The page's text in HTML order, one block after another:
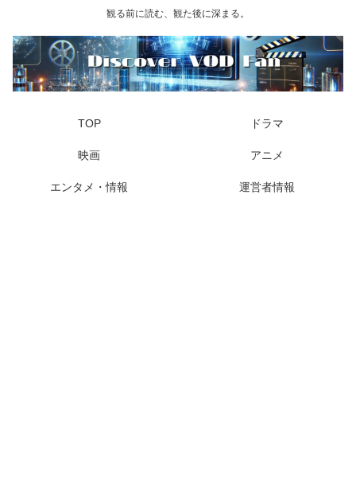
観る前に読む、観た後に深まる。
TOP ドラマ
映画 アニメ
エンタメ・情報 運営者情報